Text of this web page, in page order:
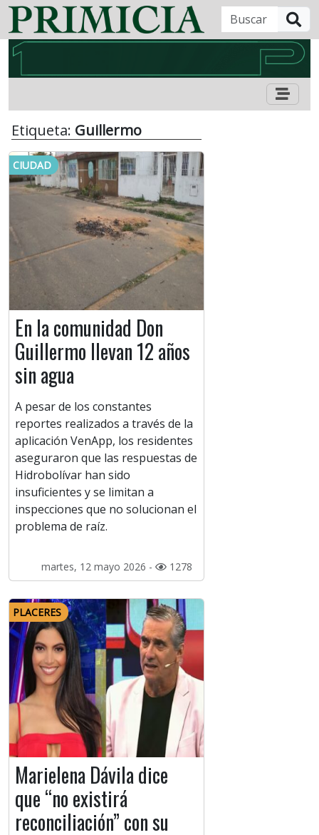
Etiqueta: Guillermo
CIUDAD
En la comunidad Don
Guillermo llevan 12 años
sin agua
A pesar de los constantes
reportes realizados a través de la
aplicación VenApp, los residentes
aseguraron que las respuestas de
Hidrobolívar han sido
insuficientes y se limitan a
inspecciones que no solucionan el
problema de raíz.
martes, 12 mayo 2026 - 1278
PLACERES
Marielena Dávila dice
que “no existirá
reconciliación” con su